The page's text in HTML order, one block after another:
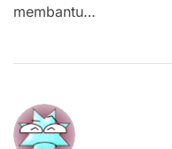
membantu…